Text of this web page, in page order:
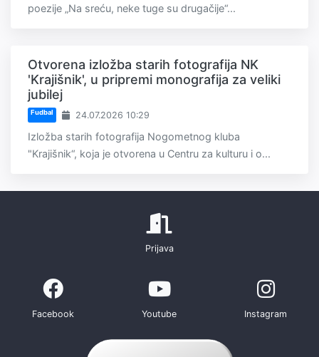
poezije „Na sreću, neke tuge su drugačije“...
Otvorena izložba starih fotografija NK
'Krajišnik', u pripremi monografija za veliki
jubilej
Fudbal 24.07.2026 10:29
Izložba starih fotografija Nogometnog kluba
"Krajišnik“, koja je otvorena u Centru za kulturu i o...
Prijava
Facebook Youtube Instagram